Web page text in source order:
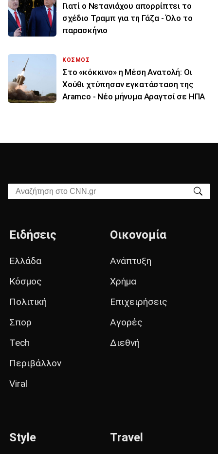
Γιατί ο Νετανιάχου απορρίπτει το
σχέδιο Τραμπ για τη Γάζα - Όλο το
παρασκήνιο
ΚΟΣΜΟΣ
Στο «κόκκινο» η Μέση Ανατολή: Οι
Χούθι χτύπησαν εγκατάσταση της
Aramco - Νέο μήνυμα Αραγτσί σε ΗΠΑ
Αναζήτηση στο CNN.gr
Ειδήσεις
Ελλάδα
Κόσμος
Πολιτική
Σπορ
Tech
Περιβάλλον
Viral
Οικονομία
Ανάπτυξη
Χρήμα
Επιχειρήσεις
Αγορές
Διεθνή
Style Travel